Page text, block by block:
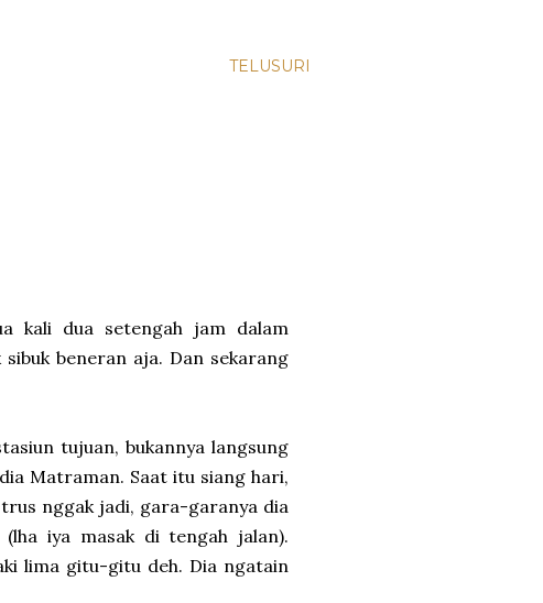
TELUSURI
kali dua setengah jam dalam
beneran aja. Dan sekarang
tujuan, bukannya langsung
Matraman. Saat itu siang hari,
nggak jadi, gara-garanya dia
iya masak di tengah jalan).
lima gitu-gitu deh. Dia ngatain